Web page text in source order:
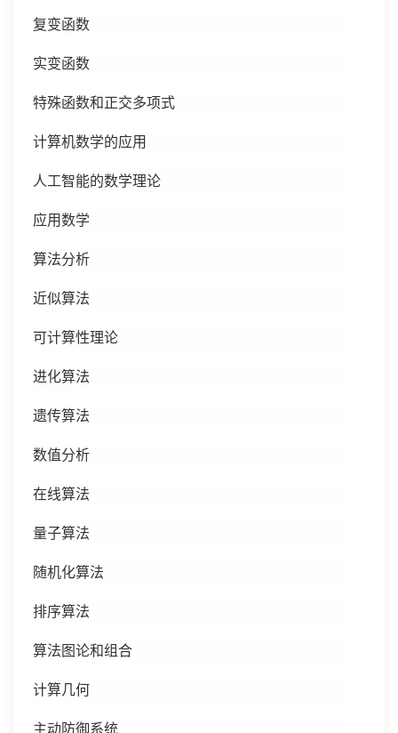
复变函数
实变函数
特殊函数和正交多项式
计算机数学的应用
人工智能的数学理论
应用数学
算法分析
近似算法
可计算性理论
进化算法
遗传算法
数值分析
在线算法
量子算法
随机化算法
排序算法
算法图论和组合
计算几何
主动防御系统